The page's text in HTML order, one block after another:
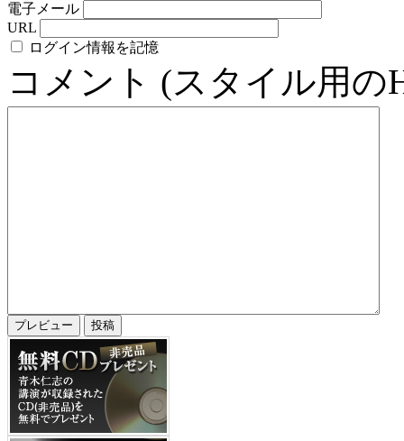
電子メール
URL
ログイン情報を記憶
コメント (スタイル用